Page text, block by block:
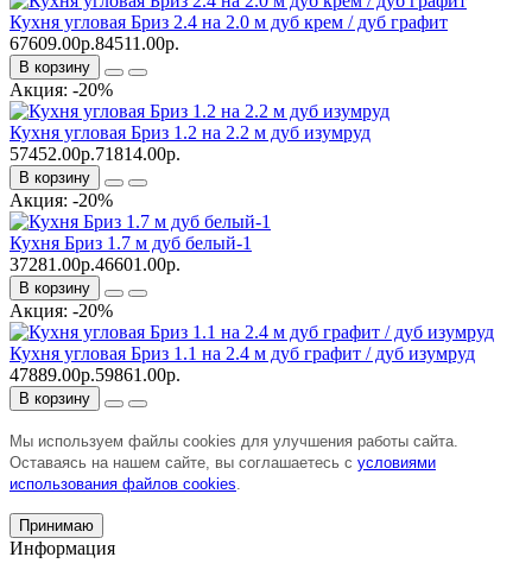
Кухня угловая Бриз 2.4 на 2.0 м дуб крем / дуб графит
67609.00р.84511.00р.
В корзину
Акция: -20%
Кухня угловая Бриз 1.2 на 2.2 м дуб изумруд
57452.00р.71814.00р.
В корзину
Акция: -20%
Кухня Бриз 1.7 м дуб белый-1
37281.00р.46601.00р.
В корзину
Акция: -20%
Кухня угловая Бриз 1.1 на 2.4 м дуб графит / дуб изумруд
47889.00р.59861.00р.
В корзину
Мы используем файлы cookies для улучшения работы сайта.
Оставаясь на нашем сайте, вы соглашаетесь с условиями
использования файлов cookies
Принимаю
Информация